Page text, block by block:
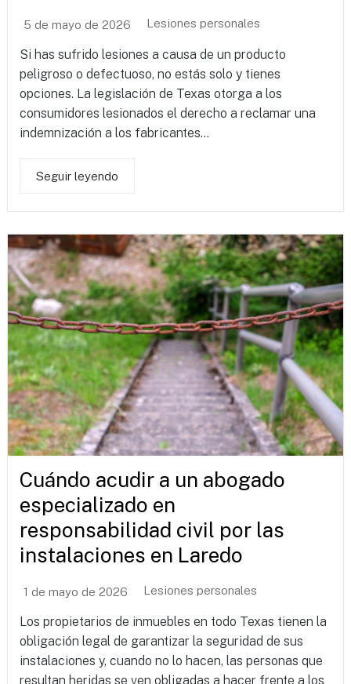
5 de mayo de 2026 Lesiones personales
Si has sufrido lesiones a causa de un producto
peligroso o defectuoso, no estás solo y tienes
opciones. La legislación de Texas otorga a los
consumidores lesionados el derecho a reclamar una
indemnización a los fabricantes...
Seguir leyendo
Cuándo acudir a un abogado
especializado en
responsabilidad civil por las
instalaciones en Laredo
1 de mayo de 2026 Lesiones personales
Los propietarios de inmuebles en todo Texas tienen la
obligación legal de garantizar la seguridad de sus
instalaciones y, cuando no lo hacen, las personas que
resultan heridas se ven obligadas a hacer frente a los